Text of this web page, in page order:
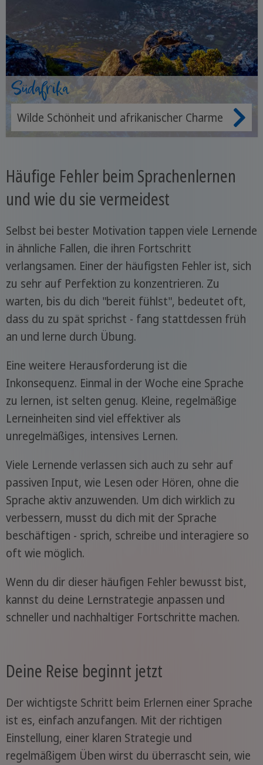
Südafrika
Wilde Schönheit und afrikanischer Charme
Häufige Fehler beim Sprachenlernen
und wie du sie vermeidest
Selbst bei bester Motivation tappen viele Lernende
in ähnliche Fallen, die ihren Fortschritt
verlangsamen. Einer der häufigsten Fehler ist, sich
zu sehr auf Perfektion zu konzentrieren. Zu
warten, bis du dich "bereit fühlst", bedeutet oft,
dass du zu spät sprichst - fang stattdessen früh
an und lerne durch Übung.
Eine weitere Herausforderung ist die
Inkonsequenz. Einmal in der Woche eine Sprache
zu lernen, ist selten genug. Kleine, regelmäßige
Lerneinheiten sind viel effektiver als
unregelmäßiges, intensives Lernen.
Viele Lernende verlassen sich auch zu sehr auf
passiven Input, wie Lesen oder Hören, ohne die
Sprache aktiv anzuwenden. Um dich wirklich zu
verbessern, musst du dich mit der Sprache
beschäftigen - sprich, schreibe und interagiere so
oft wie möglich.
Wenn du dir dieser häufigen Fehler bewusst bist,
kannst du deine Lernstrategie anpassen und
schneller und nachhaltiger Fortschritte machen.
Deine Reise beginnt jetzt
Der wichtigste Schritt beim Erlernen einer Sprache
ist es, einfach anzufangen. Mit der richtigen
Einstellung, einer klaren Strategie und
regelmäßigem Üben wirst du überrascht sein, wie